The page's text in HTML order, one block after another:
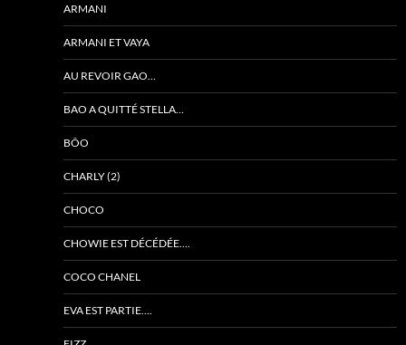
ARMANI
ARMANI ET VAYA
AU REVOIR GAO…
BAO A QUITTÉ STELLA…
BÔO
CHARLY (2)
CHOCO
CHOWIE EST DÉCÉDÉE….
COCO CHANEL
EVA EST PARTIE….